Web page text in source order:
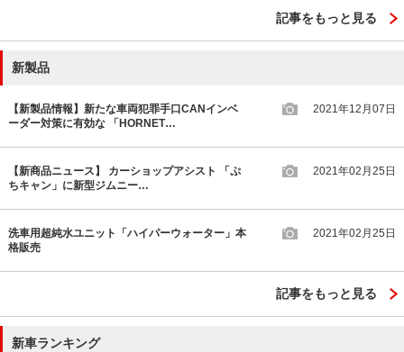
記事をもっと見る
新製品
【新製品情報】新たな車両犯罪手口CANインベ
ーダー対策に有効な 「HORNET…
2021年12月07日
【新商品ニュース】 カーショップアシスト 「ぷ
ちキャン」に新型ジムニー…
2021年02月25日
洗車用超純水ユニット「ハイパーウォーター」本
格販売
2021年02月25日
記事をもっと見る
新車ランキング